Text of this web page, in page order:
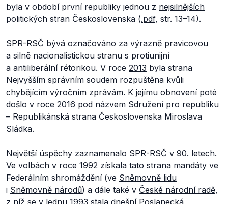
byla v období první republiky jednou z nejsilnějších
politických stran Československa (.pdf, str. 13–14).
SPR-RSČ bývá označováno za výrazně pravicovou
a silně nacionalistickou stranu s protiunijní
a antiliberální rétorikou. V roce 2013 byla strana
Nejvyšším správním soudem rozpuštěna kvůli
chybějícím výročním zprávám. K jejímu obnovení poté
došlo v roce 2016 pod názvem Sdružení pro republiku
– Republikánská strana Československa Miroslava
Sládka.
Největší úspěchy zaznamenalo SPR-RSČ v 90. letech.
Ve volbách v roce 1992 získala tato strana mandáty ve
Federálním shromáždění (ve Sněmovně lidu
i Sněmovně národů) a dále také v České národní radě,
z níž se v lednu 1993 stala dnešní Poslanecká